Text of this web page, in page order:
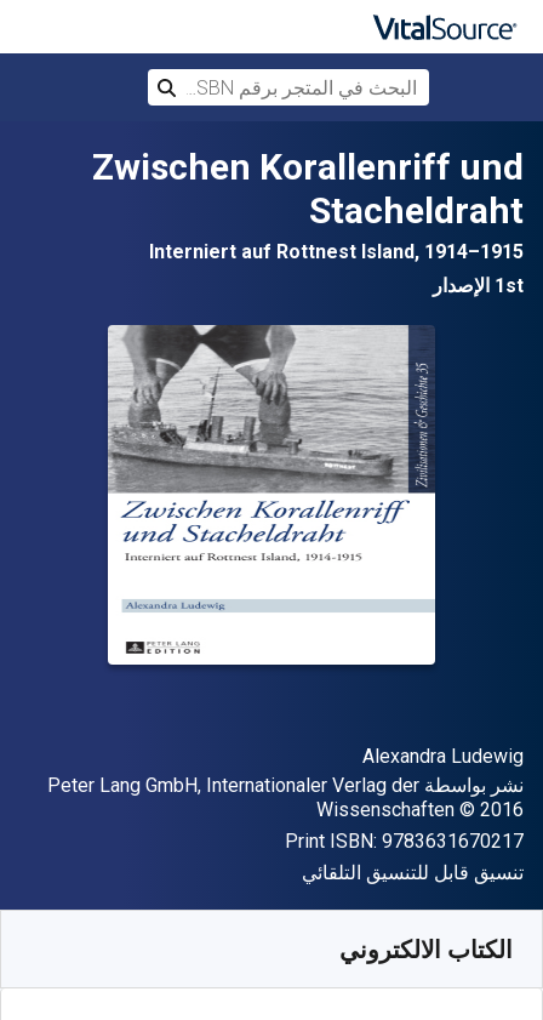
تخطي إلى المحتوى الرئيسي
Zwischen Korallenriff und
Stacheldraht
Interniert auf Rottnest Island, 1914–1915
1st الإصدار
المؤلف (المؤلفون)
Alexandra Ludewig
الناشر
نشر بواسطة Peter Lang GmbH, Internationaler Verlag der
Wissenschaften
حقوق الطبع والنشر © 2016
Print ISBN: 9783631670217
شكل
تنسيق قابل للتنسيق التلقائي
الكتاب الالكتروني